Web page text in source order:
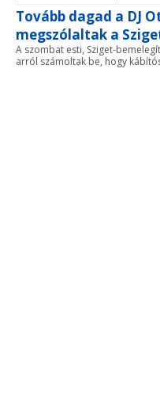
Tovább dagad a DJ
megszólaltak a
A szombat esti, Sziget-
arról számoltak be, hogy